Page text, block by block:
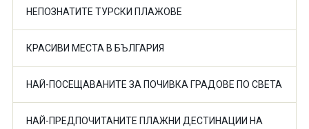
НЕПОЗНАТИТЕ ТУРСКИ ПЛАЖОВЕ
КРАСИВИ МЕСТА В БЪЛГАРИЯ
НАЙ-ПОСЕЩАВАНИТЕ ЗА ПОЧИВКА ГРАДОВЕ ПО СВЕТА
НАЙ-ПРЕДПОЧИТАНИТЕ ПЛАЖНИ ДЕСТИНАЦИИ НА